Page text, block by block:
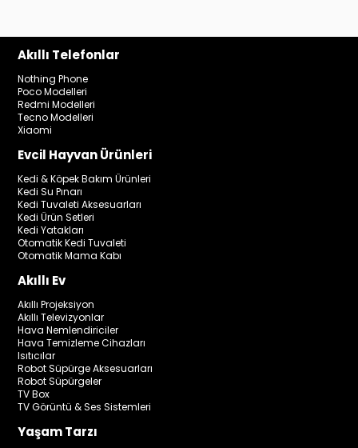
Akıllı Telefonlar
Nothing Phone
Poco Modelleri
Redmi Modelleri
Tecno Modelleri
Xiaomi
Evcil Hayvan Ürünleri
Kedi & Köpek Bakım Ürünleri
Kedi Su Pınarı
Kedi Tuvaleti Aksesuarları
Kedi Ürün Setleri
Kedi Yatakları
Otomatik Kedi Tuvaleti
Otomatik Mama Kabı
Akıllı Ev
Akıllı Projeksiyon
Akıllı Televizyonlar
Hava Nemlendiriciler
Hava Temizleme Cihazları
Isıtıcılar
Robot Süpürge Aksesuarları
Robot Süpürgeler
TV Box
TV Görüntü & Ses Sistemleri
Yaşam Tarzı